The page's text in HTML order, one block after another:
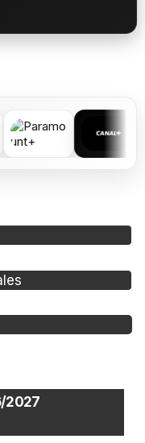
2027